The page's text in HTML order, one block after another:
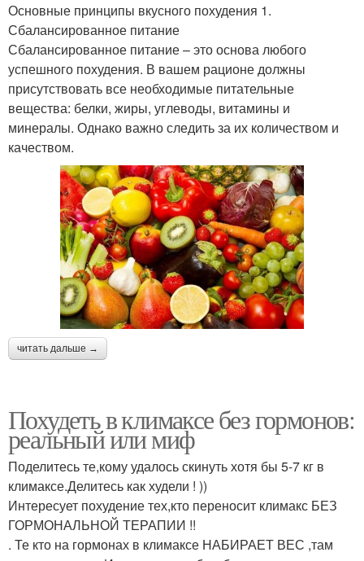
Основные принципы вкусного похудения 1.
Сбалансированное питание
Сбалансированное питание – это основа любого
успешного похудения. В вашем рационе должны
присутствовать все необходимые питательные
вещества: белки, жиры, углеводы, витамины и
минералы. Однако важно следить за их количеством и
качеством.
читать дальше →
Похудеть в климаксе без гормонов:
реальный или миф
Поделитесь те,кому удалось скинуть хотя бы 5-7 кг в
климаксе.Делитесь как худели ! ))
Интересует похудение тех,кто переносит климакс БЕЗ
ГОРМОНАЛЬНОЙ ТЕРАПИИ !!
. Те кто на гормонах в климаксе НАБИРАЕТ ВЕС ,там